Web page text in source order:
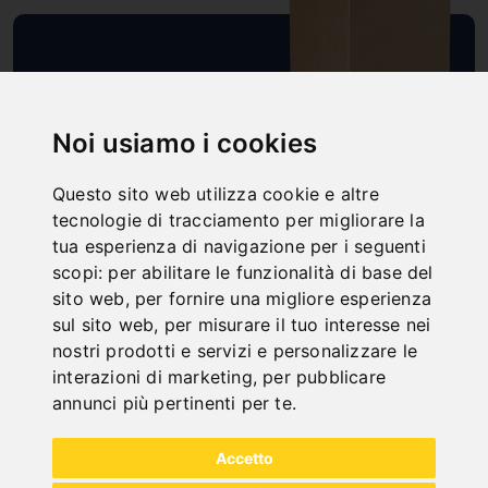
Noi usiamo i cookies
Questo sito web utilizza cookie e altre
tecnologie di tracciamento per migliorare la
tua esperienza di navigazione per i seguenti
scopi: per abilitare le funzionalità di base del
sito web, per fornire una migliore esperienza
sul sito web, per misurare il tuo interesse nei
nostri prodotti e servizi e personalizzare le
interazioni di marketing, per pubblicare
annunci più pertinenti per te.
Accetto
ONLINE
KATALOGE